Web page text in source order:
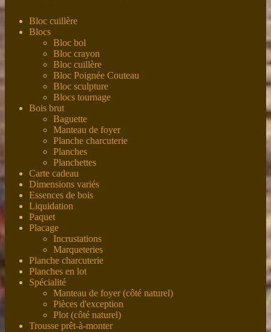
Bloc cuillère
Blocs
Bloc bol
Bloc crayon
Bloc cuillère
Bloc Poignée Couteau
Bloc sculpture
Blocs tournage
Bois brut
Baguette
Manteau de foyer
Planche charcuterie
Planches
Planchettes
Carte cadeau
Dimensions variés
Essences de bois
Liquidation
Paquet
Placage
Incrustations
Marqueteries
Planche charcuterie
Planches en lot
Spécialité
Manteau de foyer (côté naturel)
Pièces d'exception
Plot (côté naturel)
Trousse prêt-à-monter